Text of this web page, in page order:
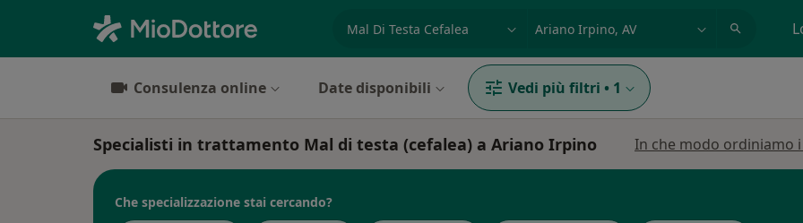
Consulenza online Date disponibili Vedi più filtri • 1
Specialisti in trattamento Mal di testa (cefalea) a Ariano Irpino In che modo ordiniamo
Che specializzazione stai cercando?